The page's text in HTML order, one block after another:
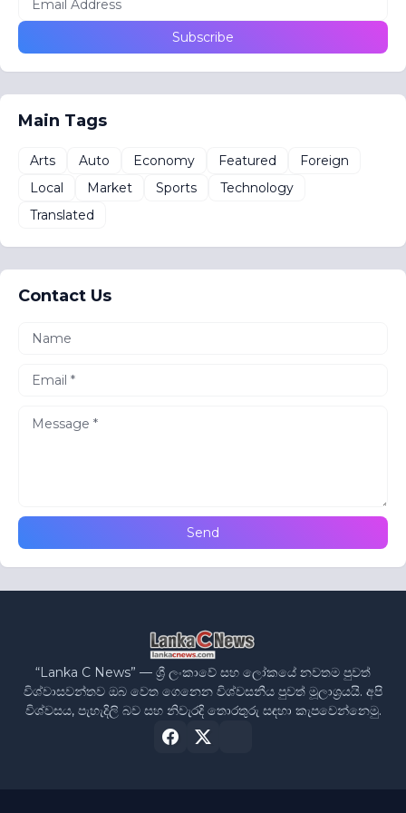
Main Tags
Arts Auto Economy Featured
Foreign
Local
Market Sports
Technology
Translated
Contact Us
“Lanka C News” — ශ්‍රී ලංකාවේ සහ ලෝකයේ නවතම පුවත්
විශ්වාසවන්තව ඔබ වෙත ගෙනෙන විශ්වසනීය පුවත් මූලාශ්‍රයයි. අපි
විශ්වසය, පැහැදිලි බව සහ නිවැරදි තොරතුරු සඳහා කැපවෙන්නෙමු.